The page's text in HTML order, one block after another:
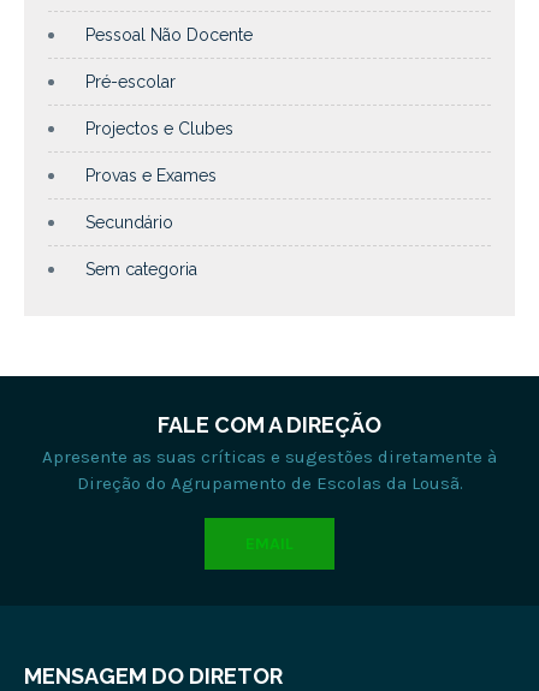
Pessoal Não Docente
Pré-escolar
Projectos e Clubes
Provas e Exames
Secundário
Sem categoria
FALE COM A DIREÇÃO
Apresente as suas críticas e sugestões diretamente à
Direção do Agrupamento de Escolas da Lousã.
EMAIL
MENSAGEM DO DIRETOR